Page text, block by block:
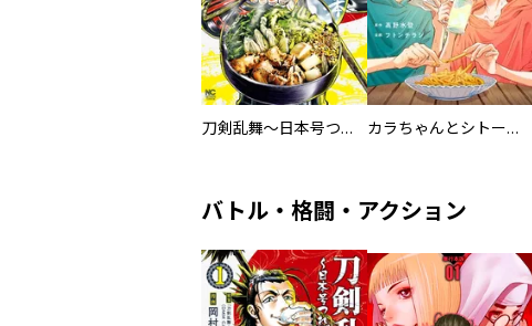
刀剣乱舞～日本号つれづれ酒～ カラちゃんとシトーさんと、 【分冊版】
バトル・格闘・アクション